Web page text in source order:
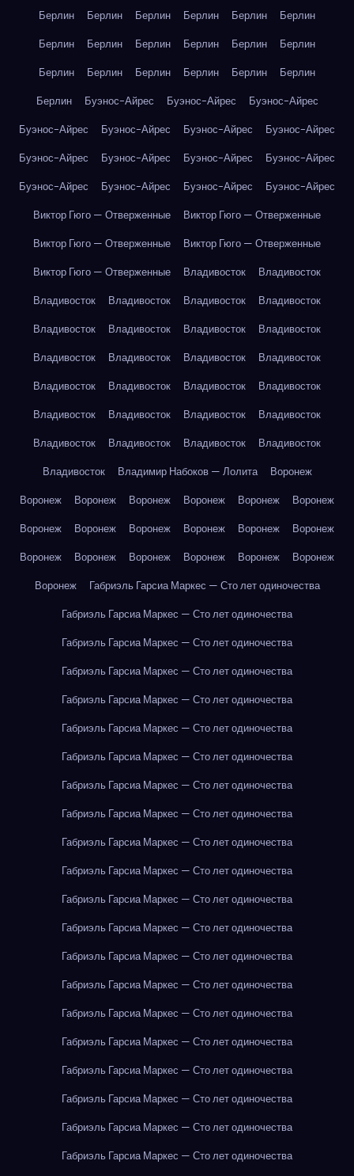
Берлин Берлин Берлин Берлин Берлин
Берлин
Берлин
Берлин Берлин Берлин Берлин
Берлин
Берлин
Берлин Берлин Берлин Берлин
Берлин
Берлин
Буэнос-Айрес Буэнос-Айрес
Буэнос-Айрес
Буэнос-Айрес
Буэнос-Айрес Буэнос-Айрес
Буэнос-Айрес
Буэнос-Айрес
Буэнос-Айрес Буэнос-Айрес
Буэнос-Айрес
Буэнос-Айрес
Буэнос-Айрес Буэнос-Айрес
Буэнос-Айрес
Виктор Гюго — Отверженные
Виктор Гюго — Отверженные
Виктор Гюго — Отверженные
Виктор Гюго — Отверженные
Виктор Гюго — Отверженные
Владивосток
Владивосток
Владивосток
Владивосток Владивосток
Владивосток
Владивосток
Владивосток Владивосток
Владивосток
Владивосток
Владивосток Владивосток
Владивосток
Владивосток
Владивосток Владивосток
Владивосток
Владивосток
Владивосток Владивосток
Владивосток
Владивосток
Владивосток Владивосток
Владивосток
Владивосток
Владимир Набоков — Лолита
Воронеж
Воронеж
Воронеж Воронеж Воронеж Воронеж
Воронеж
Воронеж
Воронеж Воронеж Воронеж Воронеж
Воронеж
Воронеж
Воронеж Воронеж Воронеж Воронеж
Воронеж
Воронеж
Габриэль Гарсиа Маркес — Сто лет одиночества
Габриэль Гарсиа Маркес — Сто лет одиночества
Габриэль Гарсиа Маркес — Сто лет одиночества
Габриэль Гарсиа Маркес — Сто лет одиночества
Габриэль Гарсиа Маркес — Сто лет одиночества
Габриэль Гарсиа Маркес — Сто лет одиночества
Габриэль Гарсиа Маркес — Сто лет одиночества
Габриэль Гарсиа Маркес — Сто лет одиночества
Габриэль Гарсиа Маркес — Сто лет одиночества
Габриэль Гарсиа Маркес — Сто лет одиночества
Габриэль Гарсиа Маркес — Сто лет одиночества
Габриэль Гарсиа Маркес — Сто лет одиночества
Габриэль Гарсиа Маркес — Сто лет одиночества
Габриэль Гарсиа Маркес — Сто лет одиночества
Габриэль Гарсиа Маркес — Сто лет одиночества
Габриэль Гарсиа Маркес — Сто лет одиночества
Габриэль Гарсиа Маркес — Сто лет одиночества
Габриэль Гарсиа Маркес — Сто лет одиночества
Габриэль Гарсиа Маркес — Сто лет одиночества
Габриэль Гарсиа Маркес — Сто лет одиночества
Габриэль Гарсиа Маркес — Сто лет одиночества